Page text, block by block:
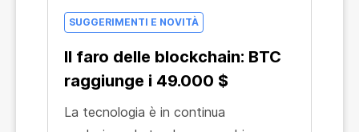
SUGGERIMENTI E NOVITÀ
Il faro delle blockchain: BTC
raggiunge i 49.000 $
La tecnologia è in continua